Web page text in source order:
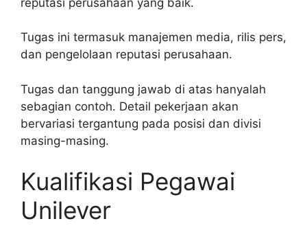
Tugas ini termasuk manajemen media, rilis pers,
dan pengelolaan reputasi perusahaan.
Tugas dan tanggung jawab di atas hanyalah
sebagian contoh. Detail pekerjaan akan
bervariasi tergantung pada posisi dan divisi
masing-masing.
Kualifikasi Pegawai
Unilever